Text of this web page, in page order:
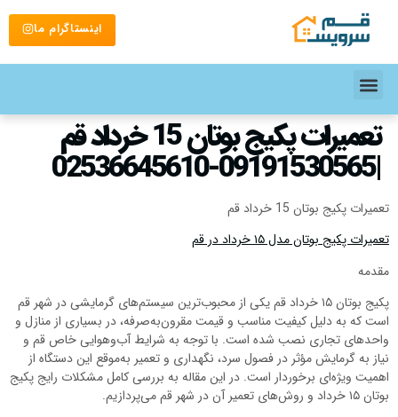
اینستاگرام ما
تعمیرات پکیج بوتان 15 خرداد قم
|09191530565-02536645610
تعمیرات پکیج بوتان 15 خرداد قم
تعمیرات پکیج بوتان مدل ۱۵ خرداد در قم
مقدمه
پکیج بوتان ۱۵ خرداد قم یکی از محبوب‌ترین سیستم‌های گرمایشی در شهر قم
است که به دلیل کیفیت مناسب و قیمت مقرون‌به‌صرفه، در بسیاری از منازل و
واحدهای تجاری نصب شده است. با توجه به شرایط آب‌وهوایی خاص قم و
نیاز به گرمایش مؤثر در فصول سرد، نگهداری و تعمیر به‌موقع این دستگاه از
اهمیت ویژه‌ای برخوردار است. در این مقاله به بررسی کامل مشکلات رایج پکیج
بوتان ۱۵ خرداد و روش‌های تعمیر آن در شهر قم می‌پردازیم.